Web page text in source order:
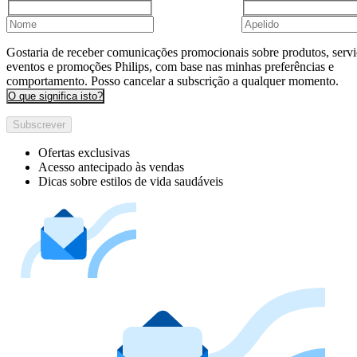
Gostaria de receber comunicações promocionais sobre produtos,
eventos e promoções Philips, com base nas minhas preferências e
comportamento. Posso cancelar a subscrição a qualquer momento.
O que significa isto?
Subscrever
Ofertas exclusivas
Acesso antecipado às vendas
Dicas sobre estilos de vida saudáveis